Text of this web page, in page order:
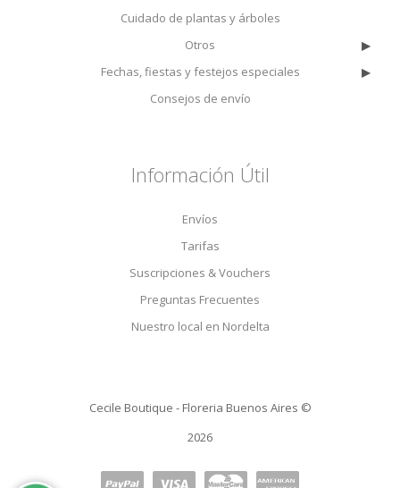
Cuidado de plantas y árboles
Otros
▸
Fechas, fiestas y festejos especiales ▸
Consejos de envío
Información Útil
Envíos
Tarifas
Suscripciones & Vouchers
Preguntas Frecuentes
Nuestro local en Nordelta
Cecile Boutique - Floreria Buenos Aires ©
2026